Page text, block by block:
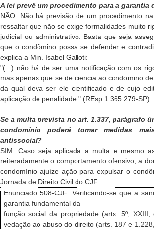
A lei prevê um procedimento para a
NÃO. Não há previsão de um procedimento
ressaltar que não se exige formalidades muito
judicial ou administrativo. Basta que seja
que o condômino possa se defender e
explica a Min. Isabel Galloti:
"(...) não há de ser uma notificação com os
mas apenas que se dê ciência ao condômino
da qual deva ser ele cientificado e de cujo
aplicação de penalidade." (REsp 1.365.279-SP).
Se a multa prevista no art. 1.337, parágrafo
condomínio poderá tomar medidas
antissocial?
SIM. Caso seja aplicada a multa e mesmo
reiteradamente o comportamento ofensivo, a
condomínio ajuíze ação para expulsar o
Jornada de Direito Civil do CJF:
Enunciado 508-CJF: Verificando-se que a
garantia fundamental da
função social da propriedade (arts. 5º,
vedação ao abuso do direito (arts. 187 e